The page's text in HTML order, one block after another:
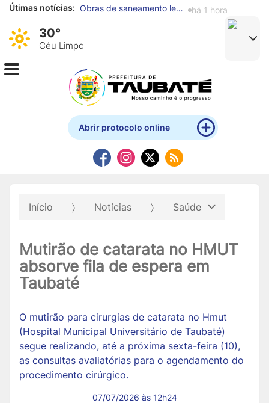
Útimas notícias:
Fundo Social incentiva doação de alimentos para reforçar atendimento a famílias em situação de vulnerabilidade
há 3 horas
30°
Céu Limpo
Abrir protocolo online
Início Notícias Saúde
Mutirão de catarata no HMUT
absorve fila de espera em
Taubaté
O mutirão para cirurgias de catarata no Hmut
(Hospital Municipal Universitário de Taubaté)
segue realizando, até a próxima sexta-feira (10),
as consultas avaliatórias para o agendamento do
procedimento cirúrgico.
07/07/2026 às 12h24